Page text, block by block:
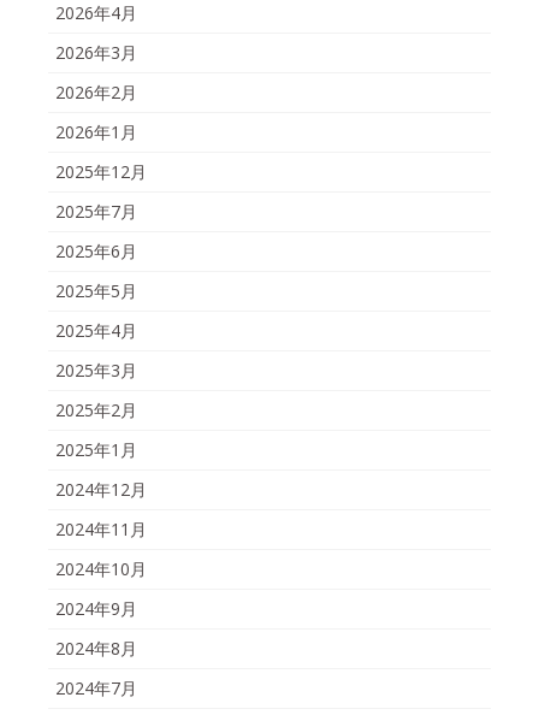
2026年4月
2026年3月
2026年2月
2026年1月
2025年12月
2025年7月
2025年6月
2025年5月
2025年4月
2025年3月
2025年2月
2025年1月
2024年12月
2024年11月
2024年10月
2024年9月
2024年8月
2024年7月